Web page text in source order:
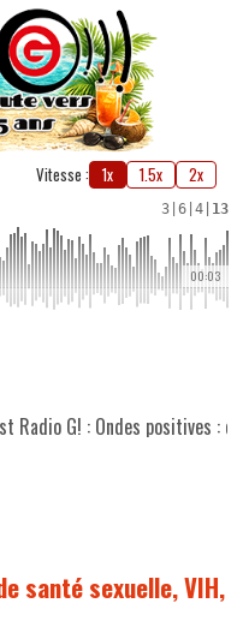
Vitesse : 1x 1.5x 2x
3 6 4 13
00:03
Radio G! : Ondes positives :
santé sexuelle, VIH,